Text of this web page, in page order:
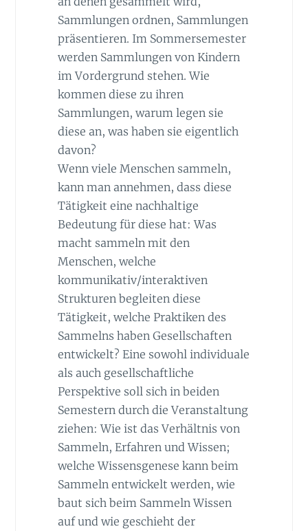
Sammlungen ordnen, Sammlungen
präsentieren. Im Sommersemester
werden Sammlungen von Kindern
im Vordergrund stehen. Wie
kommen diese zu ihren
Sammlungen, warum legen sie
diese an, was haben sie eigentlich
davon?
Wenn viele Menschen sammeln,
kann man annehmen, dass diese
Tätigkeit eine nachhaltige
Bedeutung für diese hat: Was
macht sammeln mit den
Menschen, welche
kommunikativ/interaktiven
Strukturen begleiten diese
Tätigkeit, welche Praktiken des
Sammelns haben Gesellschaften
entwickelt? Eine sowohl individuale
als auch gesellschaftliche
Perspektive soll sich in beiden
Semestern durch die Veranstaltung
ziehen: Wie ist das Verhältnis von
Sammeln, Erfahren und Wissen;
welche Wissensgenese kann beim
Sammeln entwickelt werden, wie
baut sich beim Sammeln Wissen
auf und wie geschieht der